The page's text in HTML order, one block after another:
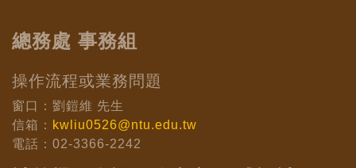
總務處 事務組
操作流程或業務問題
窗口：劉鎧維 先生
信箱： kwliu0526@ntu.edu.tw
電話：02-3366-2242